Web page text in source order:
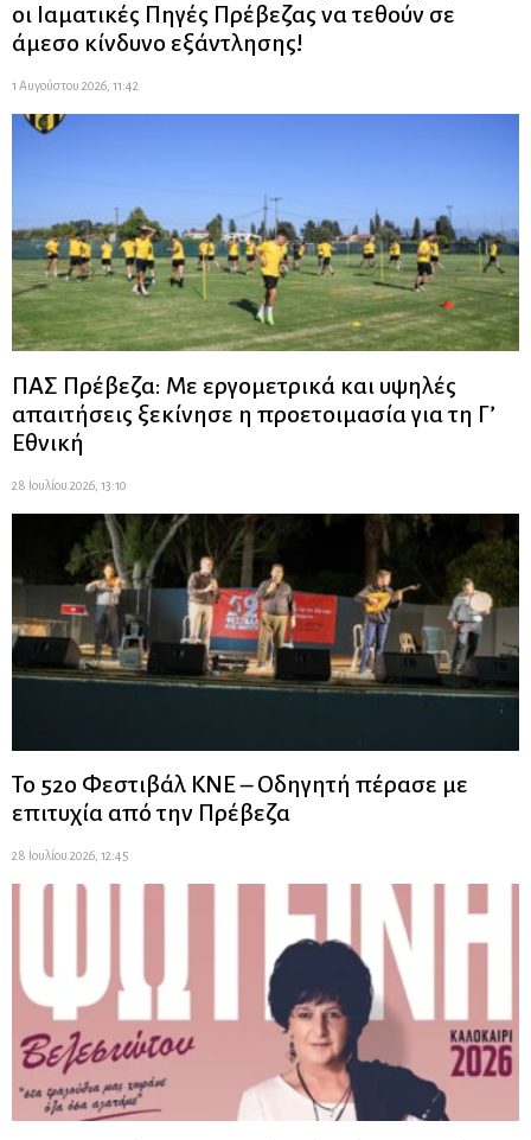
οι Ιαματικές Πηγές Πρέβεζας να τεθούν σε
άμεσο κίνδυνο εξάντλησης!
1 Αυγούστου 2026, 11:42
ΠΑΣ Πρέβεζα: Με εργομετρικά και υψηλές
απαιτήσεις ξεκίνησε η προετοιμασία για τη Γ’
Εθνική
28 Ιουλίου 2026, 13:10
Το 52ο Φεστιβάλ ΚΝΕ – Οδηγητή πέρασε με
επιτυχία από την Πρέβεζα
28 Ιουλίου 2026, 12:45